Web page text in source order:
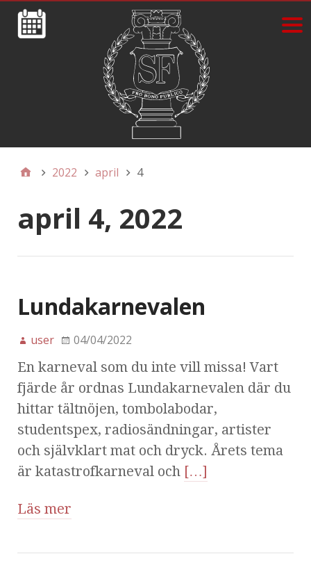
2022 april 4
april 4, 2022
Lundakarnevalen
user 04/04/2022
En karneval som du inte vill missa! Vart
fjärde år ordnas Lundakarnevalen där du
hittar tältnöjen, tombolabodar,
studentspex, radiosändningar, artister
och självklart mat och dryck. Årets tema
är katastrofkarneval och […]
Läs mer